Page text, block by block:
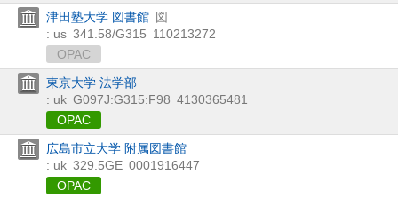
津田塾大学 図書館 図
: us 341.58/G315 110213272
OPAC
東京大学 法学部
: uk G097J:G315:F98 4130365481
OPAC
広島市立大学 附属図書館
: uk 329.5GE 0001916447
OPAC